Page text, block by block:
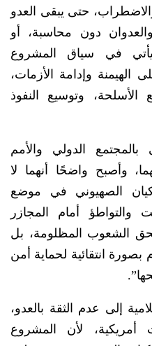
حتى يبقى العدو
دون محاسبة، أو
في سياق المشروع
الهيمنة وإدامة الأزمات،
الأسلحة، وتوسيع النفوذ
الدولي والأمم
وأصبح واضحًا أنهما لا
الصهيوني في موضع
والتواطؤ أمام المجازر
بحق الشعوب المظلومة، بل
بصورة انتقائية لحماية أمن
إلى عدم الثقة بالعدو،
أمريكية، لأن المشروع